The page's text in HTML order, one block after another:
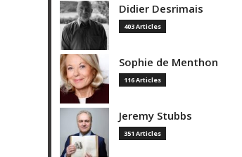
Didier Desrimais
403 Articles
Sophie de Menthon
116 Articles
Jeremy Stubbs
351 Articles